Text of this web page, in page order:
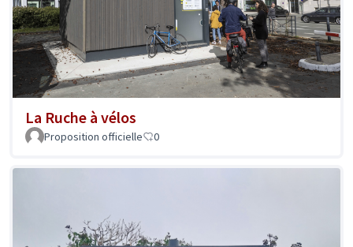
La Ruche à vélos
Proposition officielle 0